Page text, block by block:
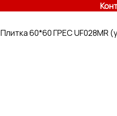
Плитка 60*60 ГРЕС UF028MR